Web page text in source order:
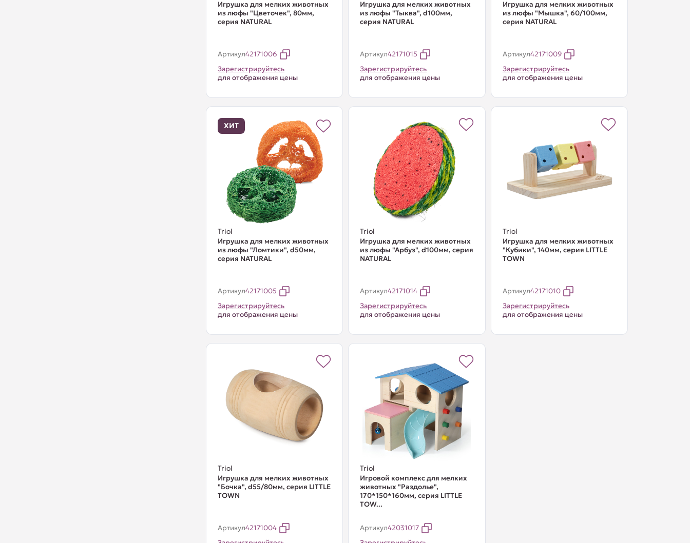
Игрушка для мелких животных
из люфы "Цветочек", 80мм,
серия NATURAL
Артикул42171006
Зарегистрируйтесь
для отображения цены
Игрушка для мелких животных
из люфы "Тыква", d100мм,
серия NATURAL
Артикул42171015
Зарегистрируйтесь
для отображения цены
Игрушка для мелких животных
из люфы "Мышка", 60/100мм,
серия NATURAL
Артикул42171009
Зарегистрируйтесь
для отображения цены
ХИТ
Triol
Игрушка для мелких животных
из люфы "Ломтики", d50мм,
серия NATURAL
Артикул42171005
Зарегистрируйтесь
для отображения цены
Triol
Игрушка для мелких животных
из люфы "Арбуз", d100мм, серия
NATURAL
Артикул42171014
Зарегистрируйтесь
для отображения цены
Triol
Игрушка для мелких животных
"Кубики", 140мм, серия LITTLE
TOWN
Артикул42171010
Зарегистрируйтесь
для отображения цены
Triol
Игрушка для мелких животных
"Бочка", d55/80мм, серия LITTLE
TOWN
Артикул42171004
Triol
Игровой комплекс для мелких
животных "Раздолье",
170*150*160мм, серия LITTLE
TOW...
Артикул42031017